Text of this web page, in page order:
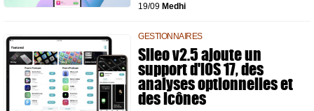
19/09 Medhi
GESTIONNAIRES
Sileo v2.5 ajoute un
support d'iOS 17, des
analyses optionnelles et
des icônes